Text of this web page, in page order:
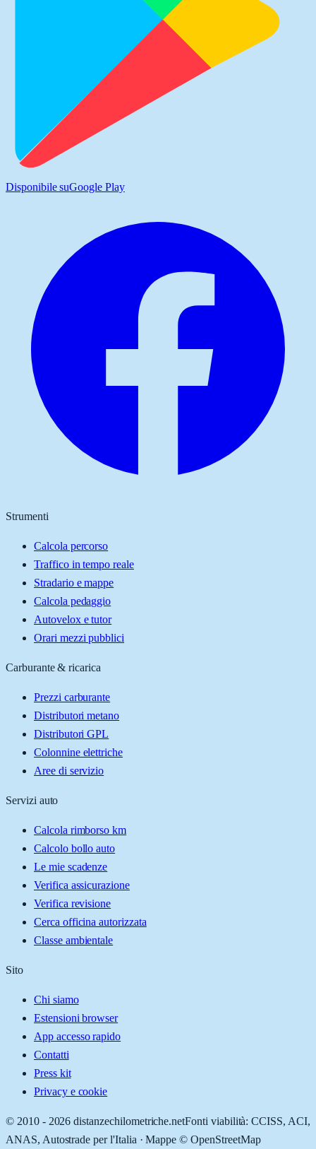
Disponibile suGoogle Play
Strumenti
Calcola percorso
Traffico in tempo reale
Stradario e mappe
Calcola pedaggio
Autovelox e tutor
Orari mezzi pubblici
Carburante & ricarica
Prezzi carburante
Distributori metano
Distributori GPL
Colonnine elettriche
Aree di servizio
Servizi auto
Calcola rimborso km
Calcolo bollo auto
Le mie scadenze
Verifica assicurazione
Verifica revisione
Cerca officina autorizzata
Classe ambientale
Sito
Chi siamo
Estensioni browser
App accesso rapido
Contatti
Press kit
Privacy e cookie
© 2010 - 2026 distanzechilometriche.netFonti viabilità: CCISS, ACI,
ANAS, Autostrade per l'Italia · Mappe © OpenStreetMap